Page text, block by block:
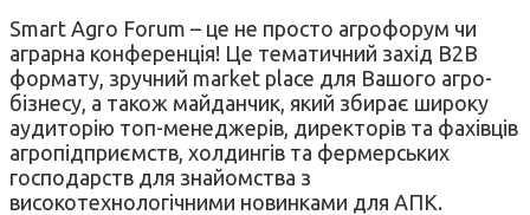
Smart Agro Forum – це не просто агрофорум чи
аграрна конференція! Це тематичний захід B2B
формату, зручний market place для Вашого агро-
бізнесу, а також майданчик, який збирає широку
аудиторію топ-менеджерів, директорів та фахівців
агропідприємств, холдингів та фермерських
господарств для знайомства з
високотехнологічними новинками для АПК.